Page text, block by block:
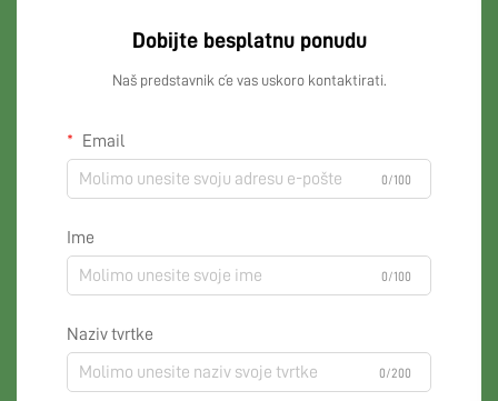
Dobijte besplatnu ponudu
Naš predstavnik će vas uskoro kontaktirati.
Email
0/100
Ime
0/100
Naziv tvrtke
0/200